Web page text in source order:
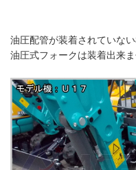
油圧配管が装着されていない
油圧式フォークは装着出来